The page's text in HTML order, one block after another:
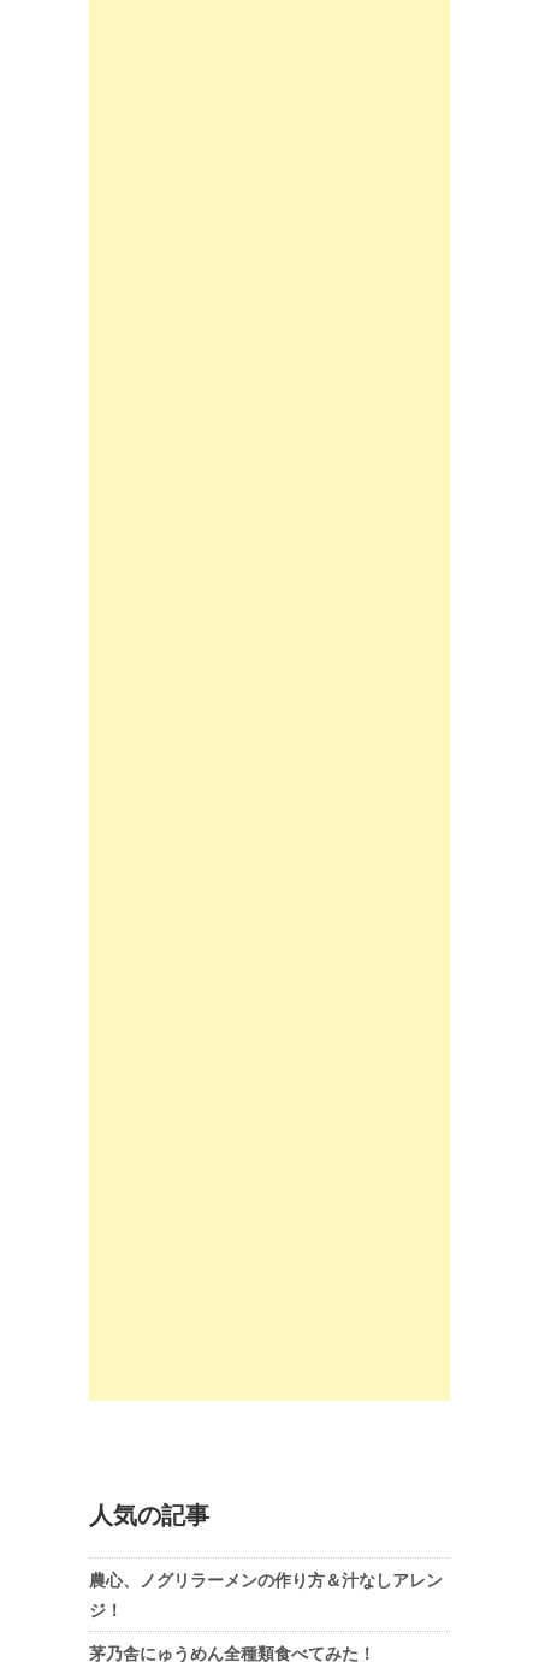
人気の記事
農心、ノグリラーメンの作り方＆汁なしアレン
ジ！
茅乃舎にゅうめん全種類食べてみた！